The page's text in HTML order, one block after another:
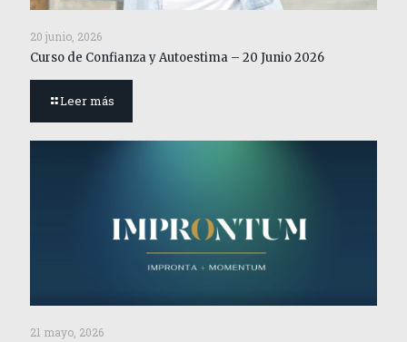
20 junio, 2026
Curso de Confianza y Autoestima – 20 Junio 2026
Leer más
21 mayo, 2026